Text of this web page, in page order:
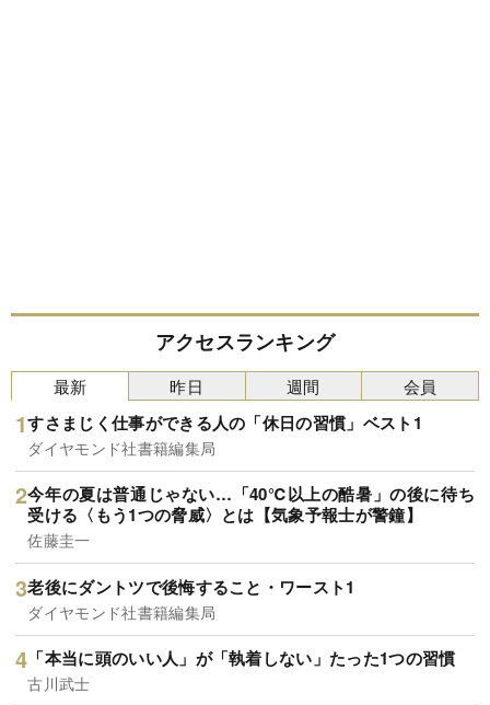
アクセスランキング
最新
すさまじく仕事ができる人の「休日の習慣」ベスト1
ダイヤモンド社書籍編集局
今年の夏は普通じゃない…「40℃以上の酷暑」の後に待ち
受ける〈もう1つの脅威〉とは【気象予報士が警鐘】
佐藤圭一
老後にダントツで後悔すること・ワースト1
ダイヤモンド社書籍編集局
「本当に頭のいい人」が「執着しない」たった1つの習慣
古川武士
昨日 週間 会員